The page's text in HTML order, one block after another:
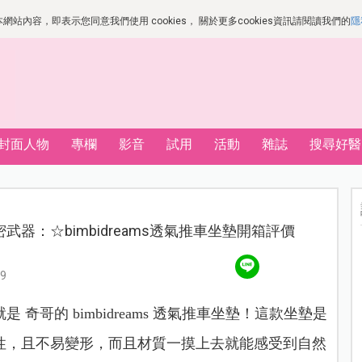
站內容，即表示您同意我們使用 cookies， 關於更多cookies資訊請閱讀我們的
面人物 專欄 影音 試用 活動 雜誌 搜尋好
武器：☆bimbidreams透氣推車坐墊開箱評價
奇哥的 bimbidreams 透氣推車坐墊！這款坐墊是
且不易變形，而且材質一摸上去就能感受到自然